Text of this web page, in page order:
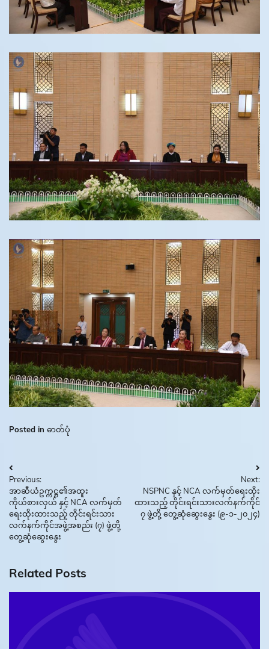
Posted in ဓာတ်ပုံ
Post
navigation
Previous:
အာဆီယံဥက္ကဋ္ဌ၏အထူး
ကိုယ်စားလှယ် နှင့် NCA လက်မှတ်
ရေးထိုးထားသည့် တိုင်းရင်းသား
လက်နက်ကိုင်အဖွဲ့အစည်း (၇) ဖွဲ့တို့
တွေ့ဆုံဆွေးနွေး
Next:
NSPNC နှင့် NCA လက်မှတ်ရေးထိုး
ထားသည့် တိုင်းရင်းသားလက်နက်ကိုင်
၇ ဖွဲ့တို့ တွေ့ဆုံဆွေးနွေး (၉-၁-၂၀၂၄)
Related Posts